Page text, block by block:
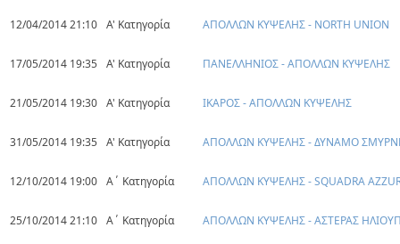
12/04/2014 21:10 Α' Κατηγορία ΑΠΟΛΛΩΝ ΚΥΨΕΛΗΣ - NORTH UNION
17/05/2014 19:35 Α' Κατηγορία ΠΑΝΕΛΛΗΝΙΟΣ - ΑΠΟΛΛΩΝ ΚΥΨΕΛΗΣ
21/05/2014 19:30 Α' Κατηγορία ΙΚΑΡΟΣ - ΑΠΟΛΛΩΝ ΚΥΨΕΛΗΣ
31/05/2014 19:35 Α' Κατηγορία ΑΠΟΛΛΩΝ ΚΥΨΕΛΗΣ - ΔΥΝΑΜΟ
12/10/2014 19:00 Α΄ Κατηγορία ΑΠΟΛΛΩΝ ΚΥΨΕΛΗΣ - SQUADRA
25/10/2014 21:10 Α΄ Κατηγορία ΑΠΟΛΛΩΝ ΚΥΨΕΛΗΣ - ΑΣΤΕΡΑΣ